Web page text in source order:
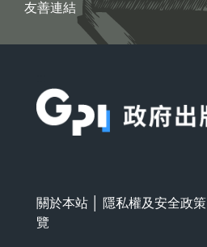
友善連結
關於本站 隱私權及安全政策
覽